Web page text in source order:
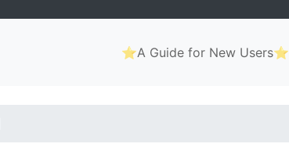
Main
navigation
⭐A Guide for New Users⭐